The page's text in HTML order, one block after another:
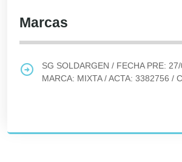
Marcas
SG SOLDARGEN / FECHA PRE:
MARCA: MIXTA/ ACTA: 3382756 /